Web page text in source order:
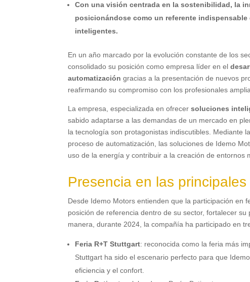
Con una visión centrada en la sostenibilidad, la
posicionándose como un referente
inteligentes.
En un año marcado por la evolución constante de los
consolidado su posición como empresa líder en el
automatización gracias a la presentación de nuevos
reafirmando su compromiso con los profesionales
La empresa, especializada en ofrecersoluciones
sabido adaptarse a las demandas de un mercado en
la tecnología son protagonistas indiscutibles. Mediante
proceso de automatización, las soluciones de Idemo
uso de la energía y contribuir a la creación de entornos
Presencia en las
Desde Idemo Motors entienden que la participación en
posición de referencia dentro de su sector, fortalecer
manera, durante 2024, la compañía ha participado en
Feria R+T Stuttgart: reconocida como la feria más
Stuttgart ha sido el escenario perfecto para que
eficiencia y el confort.